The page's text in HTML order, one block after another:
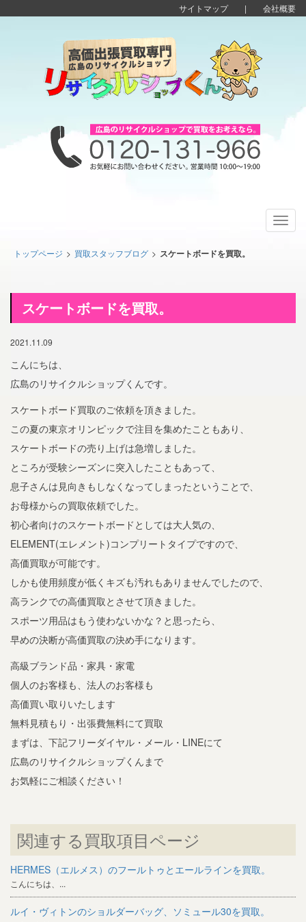
サイトマップ| 会社概要
トップページ > 買取スタッフブログ > スケートボードを買取。
スケートボードを買取。
2021.11.09
こんにちは、
広島のリサイクルショップくんです。
スケートボード買取のご依頼を頂きました。
この夏の東京オリンピックで注目を集めたこともあり、
スケートボードの売り上げは急増しました。
ところが受験シーズンに突入したこともあって、
息子さんは見向きもしなくなってしまったということで、
お母様からの買取依頼でした。
初心者向けのスケートボードとしては大人気の、
ELEMENT(エレメント)コンプリートタイプですので、
高価買取が可能です。
しかも使用頻度が低くキズも汚れもありませんでしたので、
高ランクでの高価買取とさせて頂きました。
スポーツ用品はもう使わないかな？と思ったら、
早めの決断が高価買取の決め手になります。
高級ブランド品・家具・家電
個人のお客様も、法人のお客様も
高価買い取りいたします
無料見積もり・出張費無料にて買取
まずは、下記フリーダイヤル・メール・LINEにて
広島のリサイクルショップくんまで
お気軽にご相談ください！
関連する買取項目ページ
HERMES（エルメス）のフールトゥとエールラインを買取。
こんにちは、...
ルイ・ヴィトンのショルダーバッグ、ソミュール30を買取。